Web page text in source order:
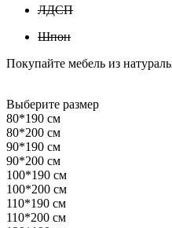
ЛДСП
Шпон
Покупайте мебель из
Выберите размер
80*190 см
80*200 см
90*190 см
90*200 см
100*190 см
100*200 см
110*190 см
110*200 см